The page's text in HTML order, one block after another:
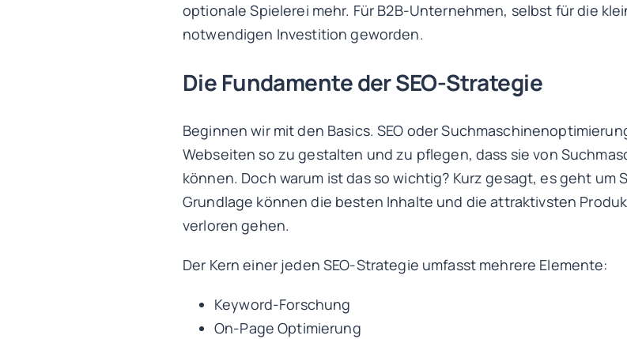
optionale Spielerei mehr. Für B2B-Unternehmen, selbst für die
notwendigen Investition geworden.
Die Fundamente der SEO-Strategie
Beginnen wir mit den Basics. SEO oder
Webseiten so zu gestalten und zu pflegen, dass sie von
können. Doch warum ist das so wichtig? Kurz gesagt, es geht um
Grundlage können die besten Inhalte und die attraktivsten
verloren gehen.
Der Kern einer jeden SEO-Strategie umfasst mehrere Elemente:
Keyword-Forschung
On-Page Optimierung